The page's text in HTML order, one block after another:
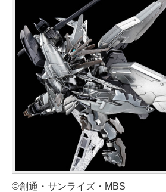
©創通・サンライズ・MBS